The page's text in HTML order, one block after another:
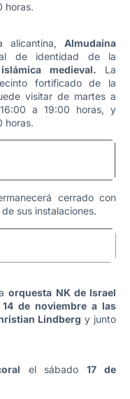
horas.
alicantina, Almudaina
de identidad de la
islámica medieval. La
fortificado de la
visitar de martes a
a 19:00 horas, y
horas.
cerrado con
sus instalaciones.
orquesta NK de Israel
14 de noviembre a las
Lindberg y junto
el sábado17 de